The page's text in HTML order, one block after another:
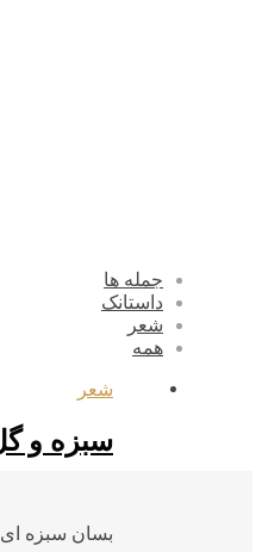
جمله ها
داستانک
شعر
همه
شعر
سبزه و
بسان سبزه ای